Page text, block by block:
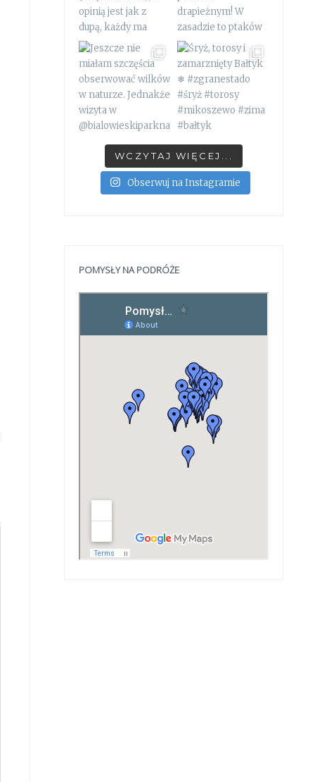
WCZYTAJ WIĘCEJ...
Obserwuj na Instagramie
POMYSŁY NA PODRÓŻE